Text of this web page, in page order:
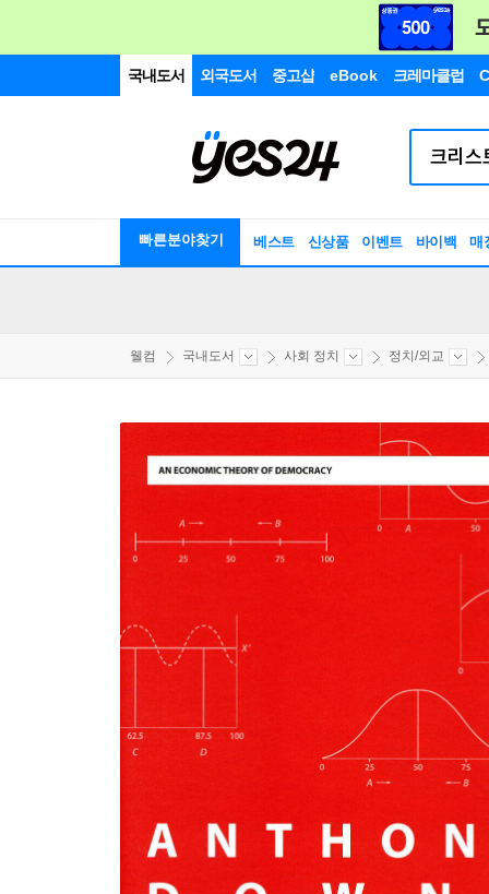
국내도서 외국도서 중고샵 eBook 크레마클럽
빠른분야찾기 베스트 신상품 이벤트 바이백 매
웰컴 국내도서 사회 정치 정치/외교